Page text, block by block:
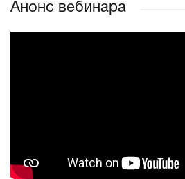
Анонс вебинара